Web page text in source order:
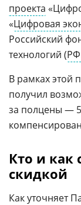
проекта
«Цифровая
Российский
технологий (
В рамках этой
получил
за полцены —
Кто и как
скидкой
Как уточняет